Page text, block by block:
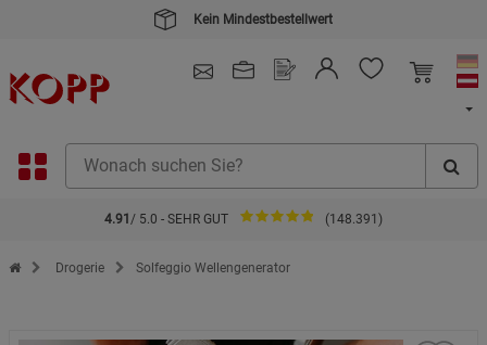
4.91 / 5.0 - SEHR GUT (148.391)
Zur Startseite des Kopp Verlag Online-Shop
Drogerie Solfeggio Wellengenerator